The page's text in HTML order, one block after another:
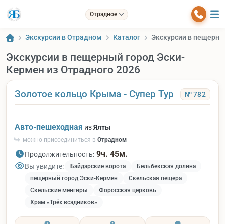
Отрадное
Экскурсии в Отрадном Каталог Экскурсии в
Экскурсии в пещерный город Эски-
Кермен из Отрадного 2026
Золотое кольцо Крыма - Супер Тур № 782
Авто-пешеходная изЯлты
можно присоединиться в Отрадном
Продолжительность: 9ч. 45м.
Вы увидите: Байдарские ворота
Бельбекская долина
пещерный город Эски-Кермен
Скельская пещера
Скельские менгиры
Форосская церковь
Храм «Трёх всадников»